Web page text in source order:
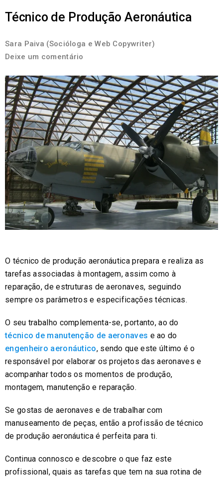
Técnico de Produção Aeronáutica
Sara Paiva (Socióloga e Web Copywriter)
Deixe um comentário
O técnico de produção aeronáutica prepara e realiza as
tarefas associadas à montagem, assim como à
reparação, de estruturas de aeronaves, seguindo
sempre os parâmetros e especificações técnicas.
O seu trabalho complementa-se, portanto, ao do
técnico de manutenção de aeronaves e ao do
engenheiro aeronáutico, sendo que este último é o
responsável por elaborar os projetos das aeronaves e
acompanhar todos os momentos de produção,
montagem, manutenção e reparação.
Se gostas de aeronaves e de trabalhar com
manuseamento de peças, então a profissão de técnico
de produção aeronáutica é perfeita para ti.
Continua connosco e descobre o que faz este
profissional, quais as tarefas que tem na sua rotina de